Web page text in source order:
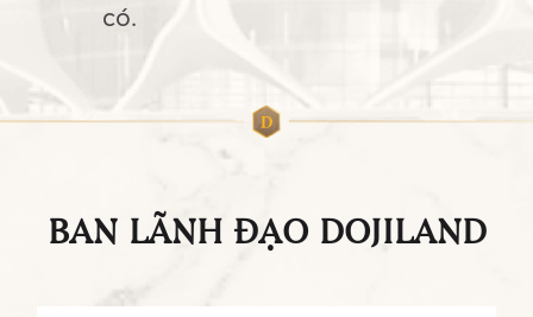
có.
BAN LÃNH ĐẠO DOJILAND